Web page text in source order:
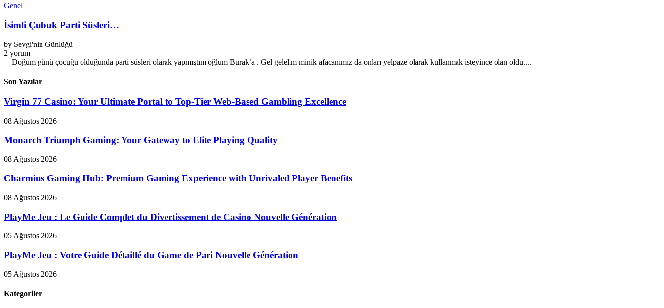
Genel
İsimli Çubuk Parti Süsleri…
by Sevgi'nin Günlüğü
2 yorum
Doğum günü çocuğu olduğunda parti süsleri olarak yapmıştım oğlum Burak’a . Gel gelelim minik afacanımız da onları yelpaze olarak kullanmak isteyince olan oldu....
Son Yazılar
Virgin 77 Casino: Your Ultimate Portal to Top-Tier Web-Based Gambling Excellence
08 Ağustos 2026
Monarch Triumph Gaming: Your Gateway to Elite Playing Quality
08 Ağustos 2026
Charmius Gaming Hub: Premium Gaming Experience with Unrivaled Player Benefits
08 Ağustos 2026
PlayMe Jeu : Le Guide Complet du Divertissement de Casino Nouvelle Génération
05 Ağustos 2026
PlayMe Jeu : Votre Guide Détaillé du Game de Pari Nouvelle Génération
05 Ağustos 2026
Kategoriler